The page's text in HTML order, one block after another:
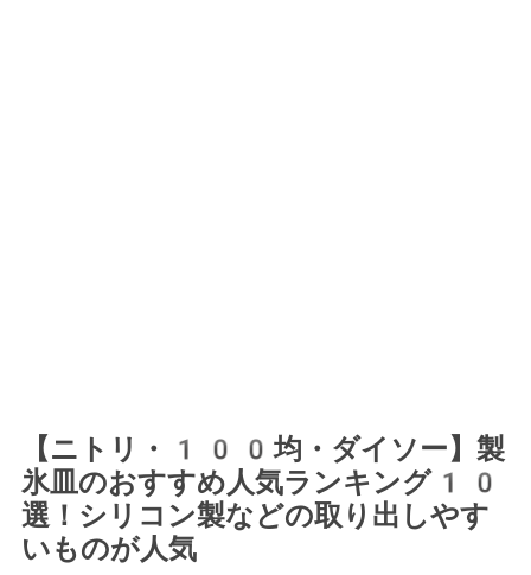
【ニトリ・100均・ダイソー】製
氷皿のおすすめ人気ランキング10
選！シリコン製などの取り出しやす
いものが人気